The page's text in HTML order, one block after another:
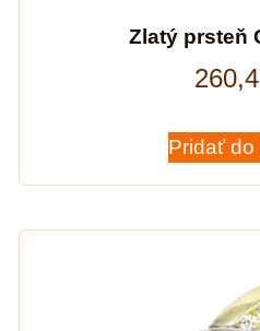
Zlatý prsteň
Pridať do